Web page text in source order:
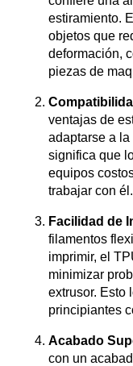
estiramiento.
objetos que
deformación,
piezas de
ventajas de
adaptarse a
significa que
equipos
trabajar con él.
Facilidad de
filamentos
imprimir, el
minimizar
extrusor. Esto
principiantes
Acabado
con un